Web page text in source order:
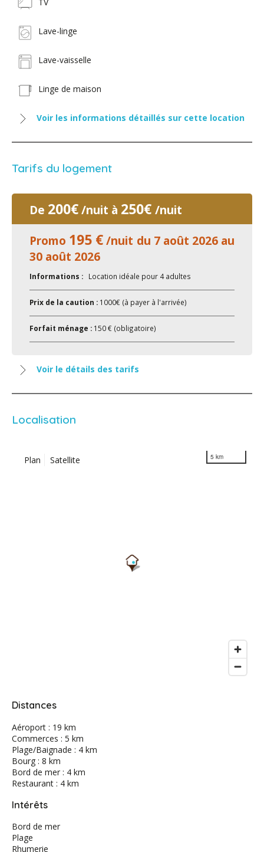
Lave-linge
Lave-vaisselle
Linge de maison
Voir les informations détaillés sur cette location
Tarifs du logement
De 200€/nuit à 250€ /nuit
Promo 195 €/nuit du 7 août 2026 au
30 août 2026
Informations : Location idéale pour 4 adultes
Prix de la caution : 1000€ (à payer à l'arrivée)
Forfait ménage : 150 € (obligatoire)
Voir le détails des tarifs
Localisation
Plan Satellite 5 km
Distances
Aéroport : 19 km
Commerces : 5 km
Plage/Baignade : 4 km
Bourg : 8 km
Bord de mer : 4 km
Restaurant : 4 km
Intérêts
Bord de mer
Plage
Rhumerie